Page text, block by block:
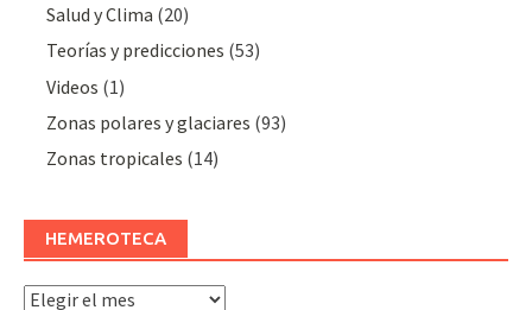
Salud y Clima (20)
Teorías y predicciones (53)
Videos (1)
Zonas polares y glaciares (93)
Zonas tropicales (14)
HEMEROTECA
Hemeroteca